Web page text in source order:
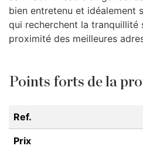
bien entretenu et
qui recherchent la tranquillité
proximité des meilleures
Points forts de la
Ref.
Prix